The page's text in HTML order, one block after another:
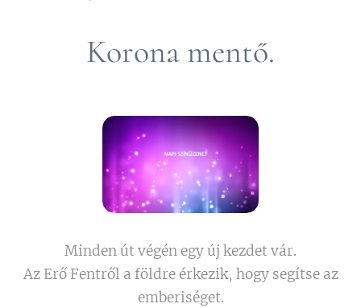
Korona mentő.
Minden út végén egy új kezdet vár.
Az Erő Fentről a földre érkezik, hogy segítse az
emberiséget.